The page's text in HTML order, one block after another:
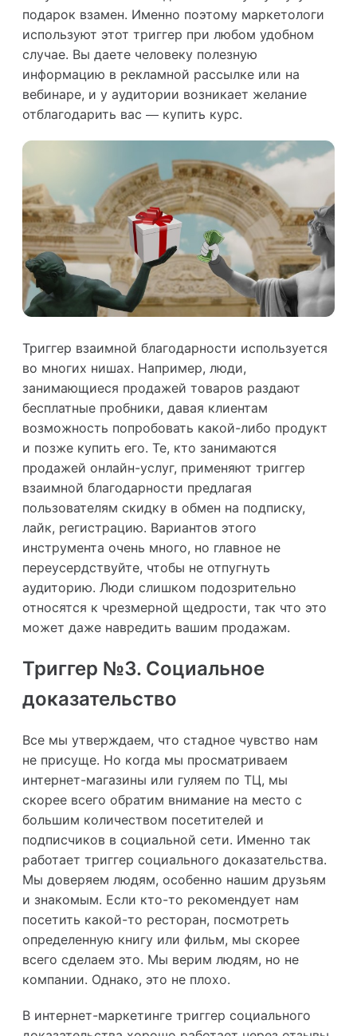
подарок взамен. Именно поэтому маркетологи
используют этот триггер при любом удобном
случае. Вы даете человеку полезную
информацию в рекламной рассылке или на
вебинаре, и у аудитории возникает желание
отблагодарить вас — купить курс.
Триггер взаимной благодарности используется
во многих нишах. Например, люди,
занимающиеся продажей товаров раздают
бесплатные пробники, давая клиентам
возможность попробовать какой-либо продукт
и позже купить его. Те, кто занимаются
продажей онлайн-услуг, применяют триггер
взаимной благодарности предлагая
пользователям скидку в обмен на подписку,
лайк, регистрацию. Вариантов этого
инструмента очень много, но главное не
переусердствуйте, чтобы не отпугнуть
аудиторию. Люди слишком подозрительно
относятся к чрезмерной щедрости, так что это
может даже навредить вашим продажам.
Триггер №3. Социальное
доказательство
Все мы утверждаем, что стадное чувство нам
не присуще. Но когда мы просматриваем
интернет-магазины или гуляем по ТЦ, мы
скорее всего обратим внимание на место с
большим количеством посетителей и
подписчиков в социальной сети. Именно так
работает триггер социального доказательства.
Мы доверяем людям, особенно нашим друзьям
и знакомым. Если кто-то рекомендует нам
посетить какой-то ресторан, посмотреть
определенную книгу или фильм, мы скорее
всего сделаем это. Мы верим людям, но не
компании. Однако, это не плохо.
В интернет-маркетинге триггер социального